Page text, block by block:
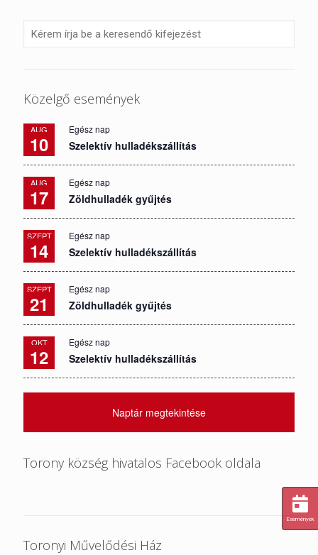
Közelgő események
AUG
10
Egész nap
Szelektív hulladékszállítás
AUG
17
Egész nap
Zöldhulladék gyűjtés
SZEPT
14
Egész nap
Szelektív hulladékszállítás
SZEPT
21
Egész nap
Zöldhulladék gyűjtés
OKT
12
Egész nap
Szelektív hulladékszállítás
Naptár megtekintése
Torony község hivatalos Facebook oldala
Toronyi Művelődési Ház
Események